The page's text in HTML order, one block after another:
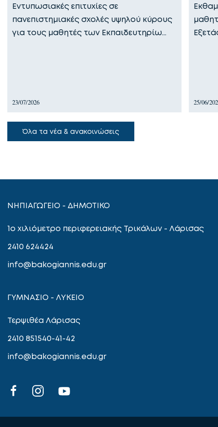
Εντυπωσιακές επιτυχίες σε
πανεπιστημιακές σχολές υψηλού κύρους
για τους μαθητές των Εκπαιδευτηρίω…
23/07/2026 25/06/
Όλα τα νέα & ανακοινώσεις
ΝΗΠΙΑΓΩΓΕΙΟ - ΔΗΜΟΤΙΚΟ
1ο χιλιόμετρο περιφερειακής Τρικάλων - Λάρισας
2410 624424
info@bakogiannis.edu.gr
ΓΥΜΝΑΣΙΟ - ΛΥΚΕΙΟ
Τερψιθέα Λάρισας
2410 851540-41-42
info@bakogiannis.edu.gr